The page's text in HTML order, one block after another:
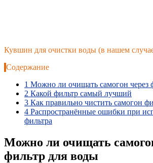
Кувшин для очистки воды (в нашем
Содержание
1 Можно ли очищать самогон через
2 Какой фильтр самый лучший
3 Как правильно чистить самогон
4 Распространённые ошибки при
фильтра
Можно ли очищать
фильтр для воды